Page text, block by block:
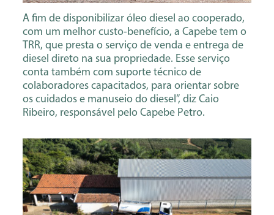
A fim de disponibilizar óleo diesel ao cooperado,
com um melhor custo-benefício, a Capebe tem o
TRR, que presta o serviço de venda e entrega de
diesel direto na sua propriedade. Esse serviço
conta também com suporte técnico de
colaboradores capacitados, para orientar sobre
os cuidados e manuseio do diesel”, diz Caio
Ribeiro, responsável pelo Capebe Petro.